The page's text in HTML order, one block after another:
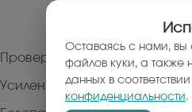
Проверенная классика:
Усиленная конструкция:
Оставаясь с нами, вы
файлов куки, а также
данных в
конфиденциальности.